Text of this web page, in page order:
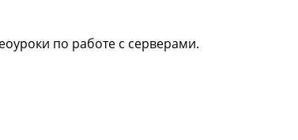
по работе с серверами.